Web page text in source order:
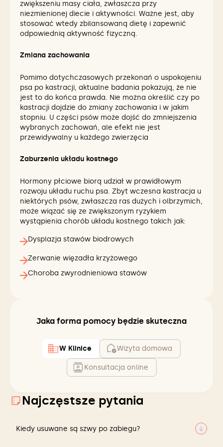
zwiększeniu masy ciała, zwłaszcza przy
niezmienionej diecie i aktywności. Ważne jest, aby
stosować wtedy zbilansowaną dietę i zapewnić
odpowiednią aktywność fizyczną.
Zmiana zachowania
Pomimo dotychczasowych przekonań o uspokojeniu
psa po kastracji, aktualne badania pokazują, że nie
jest to do końca prawda. Nie można określić czy po
kastracji dojdzie do zmiany zachowania i w jakim
stopniu. U części psów może dojść do zmniejszenia
wybranych zachowań, ale efekt nie jest
przewidywalny u każdego zwierzęcia
Zaburzenia układu kostnego
Hormony płciowe biorą udział w prawidłowym
rozwoju układu ruchu psa. Zbyt wczesna kastracja u
niektórych psów, zwłaszcza ras dużych i olbrzymich,
może wiązać się ze zwiększonym ryzykiem
wystąpienia chorób układu kostnego takich jak:
Dysplazja stawów biodrowych
Zerwanie więzadła krzyżowego
Choroba zwyrodnieniowa stawów
Jaka forma pomocy będzie skuteczna
W Klinice Wizyta domowa
Konsultacja online
Najczęstsze pytania
Kiedy usuwane są szwy po zabiegu?